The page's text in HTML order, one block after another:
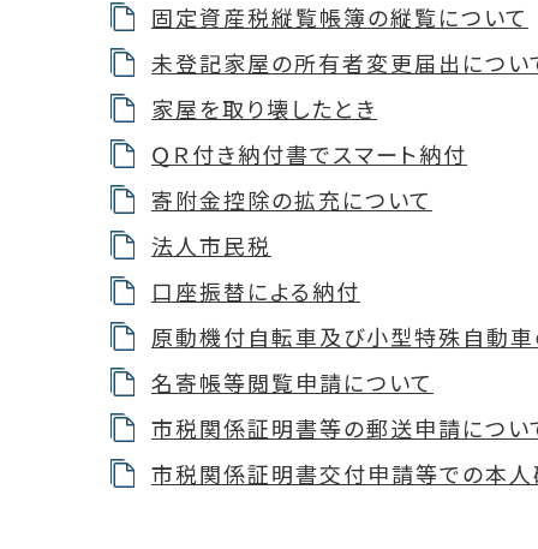
固定資産税縦覧帳簿の縦覧について
未登記家屋の所有者変更届出につい
家屋を取り壊したとき
ＱＲ付き納付書でスマート納付
寄附金控除の拡充について
法人市民税
口座振替による納付
原動機付自転車及び小型特殊自動
名寄帳等閲覧申請について
市税関係証明書等の郵送申請につい
市税関係証明書交付申請等での本人